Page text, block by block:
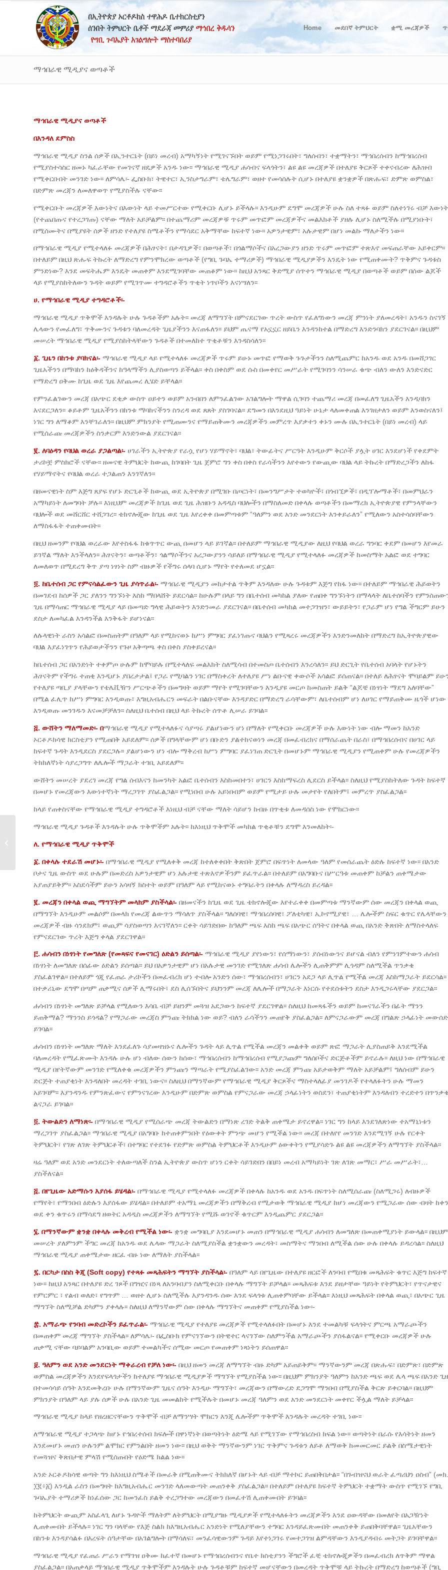
Home መደበኛ ትምህርት ቋሚ መረጃዎች
ማኅበራዊ ሚዲያና ወጣቶች
ማኅበራዊ ሚዲያና ወጣቶች
በእንዳለ ደምስስ
ማኅበራዊ ሚዲያ ስንል ሰዎች በኢንተርኔት (በይነ መረብ) አማካኝነት የሚገናኙበት ወይም የሚነጋገሩበት፣ ግለሰብን፣ ተቋማትን፣ ማኅበረሰብን ከማኅበረሰብ
የሚያስተሳስር ዘመኑ ካፈራቸው የመገናኛ ዘዴዎች አንዱ ነው፡፡ ማኅበራዊ ሚዲያ ሐሳብና ፍላጎትን፣ ልዩ ልዩ መረጃዎች በተለያዩ ቅርጾች ተቀናብረው ለሕዝብ
የሚቀርቡበት መንገድ ነው፡፡ ለምሳሌ፡- ፌስቡክ፣ ትዊተር፣ ኢንስታግራም፣ ቴሌግራም፣ ወዘተ የመሳሰሉት ሲሆኑ በተለያዩ ቋንቋዎች በጽሑፍ፣ ድምጽ ወምስል፣
በድምጽ መረጃን ለመለዋወጥ የሚያስችሉ ናቸው፡፡
የሚቀርቡት መረጃዎች እውነትና በእውነት ላይ ተመሥርተው የሚቀርቡ ሊሆኑ ይችላሉ፡፡ እንዲሁም ደግሞ መረጃዎች ሁሉ ስለ ተጻፉ ወይም ስለተነገሩ ብቻ እውነት
(የተጨበጡና የተረጋገጡ) ናቸው ማለት አይቻልም፡፡ በተጨማሪም መረጃዎቹ ጥሩም መጥፎም መረጃዎችና መልእክቶች ያዘሉ ሊሆኑ ስለሚችሉ በሚያነቡት፣
በሚሰሙትና በሚያዩት ሰዎች ዘንድ የተለያዩ ስሜቶችን የማሳደር አቅማቸው ከፍተኛ ነው፡፡ አዎንታዊም፣ አሉታዊም በሆነ መልኩ ማለታችን ነው፡፡
በማኅበራዊ ሚዲያ የሚተላለፉ መረጃዎች በሕፃናት፣ በታዳጊዎች፣ በወጣቶች፣ በጎልማሶችና በአረጋውያን ዘንድ ጥሩም መጥፎም ተጽእኖ መፍጠራቸው አይቀርም፡፡
በተለይም በዚህ ጽሑፍ ትኩረት ለማድረግ የምንሞክረው ወጣቶች (የግቢ ጉባኤ ተማሪዎች) ማኅበራዊ ሚዲያዎችን እንዴት ነው የሚጠቀሙት? ጥቅምና ጉዳቱስ
ምንድነው? እንደ መፍትሔም እንዴት መጠቀም እንደሚገባቸው መጠቆም ነው፡፡ ከዚህ አንጻር ቅድሚያ ሰጥተን ማኅበራዊ ሚዲያ በወጣቶች ወይም በሰው ልጆች
ላይ የሚያስከትለውን ጉዳት ወይም የሚገጥሙ ተግዳሮቶችን ጥቂት ነጥቦችን እናነሣለን፡፡
ሀ. የማኅበራዊ ሚዲያ ተግዳሮቶች፡-
ማኅበራዊ ሚዲያ ጥቅሞች እንዳሉት ሁሉ ጉዳቶችም አሉት፡፡ መረጃ ለማግኘት በምናደርገው ጥረት ውስጥ የፈለግነውን መረጃ ምንነት ያለመረዳት፣ አንዱን ስናገኝ
ሌላውን የመፈለግ፣ ጥቅሙንና ጉዳቱን ባለመረዳት ጊዜያችንን እናጠፋለን፡፡ ይህም ጤናማ የአኗኗር ዘይቤን እንዳንከተል በማድረግ እንድንባክን ያደርገናል፡፡ በዚህም
መሠረት ማኅበራዊ ሚዲያ የሚያስከትላቸውን ጉዳቶች በተመለከተ ጥቂቶቹን እንዳስሳለን፡፡
፩. ጊዜን በከንቱ ያባክናል፡- ማኅበራዊ ሚዲያ ላይ የሚተላለፉ መረጃዎች ጥሩም ይሁኑ መጥፎ የማወቅ ጉጉታችንን ስለሚጨምር ከአንዱ ወደ አንዱ በመሸጋገር
ጊዜአችንን በማባከን ከዕቅዳችንና ከዓላማችን ሊያስወጣን ይችላል፡፡ ቀስ በቀስም ወደ ሱስ በመቀየር መሥራት የሚገባንን ሳንሠራ ቁጭ ብለን ውለን እንድናድር
የማድረግ ዐቅሙ ከጊዜ ወደ ጊዜ እየጨመረ ሊሄድ ይቸላል፡፡
የምንፈልገውን መረጃ በአጭር ደቂቃ ውስጥ ዐይተን ወይም አንብበን ለምንፈልገው አገልግሎት ማዋል ሲገባን ተጨማሪ መረጃ በመፈለግ ጊዜአችን እንዲባክን
እናደርጋለን፡፡ ቆይቶም ጊዜአችንን በከንቱ ማባከናችንን ስንረዳ ወደ ጸጸት ያስገባናል፡፡ ደግመን በእንደዚህ ዓይነት ሁኔታ ላለመቀጠል እንገዘታለን ወይም እንወስናለን፤
ነገር ግን ለማቆም እንቸገራለን፡፡ በዚህም ምክንያት የሚጠሙንና የማይጠቅሙን መረጃዎችን መምረጥ እያቃተን ቀኑን ሙሉ በኢንተርኔት (በይነ መረብ) ላይ
የሚሰራጩ መረጃዎችን ስንቃርም እንድንውል ያደርገናል፡፡
፪. ለባዕዳን የባህል ወረራ ያጋልጣል፡- ሀገራችን ኢትዮጵያ የራሷ የሆነ ሃይማኖት፣ ባህል፣ ትውፊትና ሥርዓት እንዲሁም ቅርሶች ያሏት ሀገር እንደሆነች የቀደምት
ታሪኮቿ ምስክሮች ናቸው፡፡ ዘመናዊ ትምህርት ከውጪ ከገባበት ጊዜ ጀምሮ ግን ቀስ በቀስ የራሳችንን እየተውን የውጪው ባህል ላይ ትኩረት በማድረጋችን ለከፋ
የሃይማኖትና የባህል ወረራ ተጋልጠን እንገኛለን፡፡
በዘመናዊነት ስም እጅግ ጸያፍ የሆኑ ድርጊቶች ከውጪ ወደ ኢትዮጵያ በሚገቡ በጦርነት፣ በመንግሥታት ተወካዮች፣ በጎብኚዎች፣ በዲፕሎማቶች፣ በመምህራን
አማካይነት ለመግባት ቻሉ፡፡ እነዚህም መረጃዎች ከጊዜ ወደ ጊዜ ሕዝቡን አዳዲስ ባህሎችን በማስለመድ በቀላሉ ወጣቶችን በመማረክ ኢትዮጵያዊ የምንላቸውን
ባህሎች ወደ መሸርሸር ተሸጋገረ፡፡ ቴክኖሎጂው ከጊዜ ወደ ጊዜ እየረቀቀ በመምጣቱም “ዓለምን ወደ አንድ መንደርነት እንቀይራለን” የሚለውን አስተሳሰባቸውን
ለማስፋፋት ተጠቀሙበት፡፡
በዚህ ዘመንም የባህል ወረራው እየተስፋፋ ከቁጥጥር ውጪ በመሆን ላይ ይገኛል፡፡ በተለይም ማኅበራዊ ሚዲያው ለዚህ የባህል ወረራ ግንባር ቀደም በመሆን እየመራ
ይገኛል ማለት እንችላለን፡፡ ሕፃናትን፣ ወጣቶችን፣ ጎልማሶችንና አረጋውያንን ሳይለይ በማኅበራዊ ሚዲያ የሚተላለፉ መረጃዎች ከመስማት አልፎ ወደ ተግባር
ለመለወጥ በሚደረግ ቅጥ ያጣ ነፃነት ስም ብዙዎች የችግሩ ሰላባ ሲሆኑ ማየት የተለመደ ሆኗል፡፡
፬. ከቤተሰብ ጋር የምናሳልፈውን ጊዜ ያሳጥራል፡- ማኅበራዊ ሚዲያን መከታተል ጥቅም እንዳለው ሁሉ ጉዳቱም እጅግ የከፋ ነው፡፡ በተለይም ማኅበራዊ ሕይወትን
በመገደብ ከሰዎች ጋር ያለንን ግንኙነት እስከ ማበላሸት ይደርሳል፡፡ ከሁሉም በላይ ግን በቤተሰብ መካከል ያለው የጠበቀ ግንኙነትን በማላላት ለቤተሰባችን
ጊዜ በማሳጠር ማኅበራዊ ሚዲያ ላይ በመጣድ ግላዊ ሕይወትን እንድንመራ ያደርገናል፡፡ በቤተሰብ መካከል መተጋገዝን፣ ውይይትን፣ የጋራም ሆነ የግል ችግርም ይሁን
ደስታ ለመካፈል እንዳንችል እንቅፋት ይሆነናል፡፡
ለሉላዊነት ራስን አሳልፎ በመስጠትም በዓለም ላይ የሚከናወኑ ከሥነ ምግባር ያፈነገጡና ባህልን የሚጻረሩ መረጃዎችን እንድንመለከት በማድረግ ከኢትዮጵያዊው
ባህል እያፈነገጥን የሕይወታችንን የጉዞ አቅጣጫ ቀስ በቀስ ያስቀይረናል፡፡
ከቤተሰብ ጋር በአንድነት ተቀምጦ ሁሉም ከሞባይሉ በሚተላለፍ መልእክት ስለሚሳብ በተመስጦ ቤተሰብን እንረሳለን፡፡ ይህ ድርጊት የቤተሰብ አባላት የሆኑትን
ሕፃናትም የችግሩ ተጠቂ እንዲሆኑ ያበረታታል፤ የጋራ የሚባልን ነገር በማስቀረት ለተለያዩ ሥነ ልቡናዊ ቀውሶች አሳልፎ ይሰጠናል፡፡ በተለይ ለሕፃናት ሞባይልም
የተለያዩ ጣቢያ ያላቸውን የቴሌቪዥን ሥርጭቶችን በመግዛት ወይም ማየት የሚገባቸውን እንዲያዩ መርጦ ከመስጠት ይልቅ “ልጆቼ በነፃነት ማደግ አለባቸው”
በሚል ፈሊጥ ከሥነ ምግባር እንዲወጡ፣ እግዚአብሔርን መፍራት በልቡናቸው እንዳያድር በማድረግ ራሳቸውም፣ ለቤተሰብም ሆነ ለሀገር የማይጠቅሙ ዜጎች ሆነው
እንዲወጡ መንገዱን እናመቻቻለን፡፡ ስለዚህ ቤተሰብ በዚህ ላይ ትኩረት ሰጥቶ ሊሠራ ይገባል፡፡
፭. ውሸትን ማለማመድ፡- በማኅበራዊ ሚዲያ የሚተላለፉና ሳያጣሩ ያልሆነውን ሆነ በማለት የሚቀርቡ መረጃዎች ሁሉ እውነት ነው ብሎ ማመን ከአንድ
ኦርቶዶክሳዊ ክርስቲያን የሚጠበቅ አይደለም፡፡ ሰዎች በግላቸውም ሆነ በቡድን ያልተከናወነን መረጃ በመፈብረክና በማሰራጨት በራስ፣ በማኅበረሰብና በሀገር ላይ
ከፍተኛ ጉዳት እንዲደርስ ያደርጋሉ፡፡ ያልሆነውን ሆነ ብሎ ማቅረብ ከሥነ ምግባር ያፈነገጠ ድርጊት በመሆኑም ማኅበራዊ ሚዲያን የሚጠቀም ሁሉ የመረጃዎችን
ትክክለኛነት ሳያረጋግጥ ለሌሎች ማጋራት ተገቢ አይደለም፡፡
ውሸትን መሠረት ያደረገ መረጃ የግል ሰብእናን ከመንካት አልፎ ቤተሰብን እስከመበተን፣ ሀገርን እስከማፍረስ ሊደርስ ይችላል፡፡ ስለዚህ የሚያስከትለው ጉዳት ከፍተኛ
በመሆኑ የመረጃውን እውነተኛነት ማረጋገጥ ያስፈልጋል፡፡ የሚነበብ ሁሉ አይነበብም ወይም የሚታይ ሁሉ መታየት የለበትም፤ መምረጥ ያስፈልጋል፡፡
ከላይ የጠቀስናቸው የማኅበራዊ ሚዲያ ተግዳሮቶች እነዚህ ብቻ ናቸው ማለት ሳይሆን ከብዙ በጥቂቱ ለመዳሰስ ነው የሞከርነው፡፡
ማኅበራዊ ሚዲያ ጉዳቶች እንዳሉት ሁሉ ጥቅሞችም አሉት፡፡ ከእነዚህ ጥቅሞች መካከል ጥቂቶቹን ደግሞ እንመለከት፡-
ለ. የማኅበራዊ ሚዲያ ጥቅሞች
፩. በቀላሉ ተደራሽ መሆኑ፡- በማኅበራዊ ሚዲያ የሚለቀቅ መረጃ ከተለቀቀበት ቅጽበት ጀምሮ በፍጥነት ለመላው ዓለም የመሰራጨት ዕድሉ ከፍተኛ ነው፡፡ በአንድ
ቦታና ጊዜ ውስጥ ወደ ሁሉም በመድረስ አዎንታዊም ሆነ አሉታዊ ተጽእኖዎችንም ይፈጥራል፡፡ በተለይም በአግባቡና በሥርዓቱ መጠቀም ከቻልን ጠቀሜታው
አያጠያይቅም፡፡ አስደሳችም ይሁን አሳዛኝ ክስተት ወይም በዓለም ላይ የሚከናወኑ ተግባራትን በቀላሉ ለማዳረስ ይረዳል፡፡
፪. መረጃን በቀላል ወጪ ማግኘትም መላክም ያስችላል፡- በዘመናችን ከጊዜ ወደ ጊዜ ቴክኖሎጂው እየተራቀቀ በመምጣቱ ማንኛውም ሰው መረጃን በቀላል ወጪ
በማግኘት እንዲሁም መልሶም በመላክ የመረጃ ልውጥን ማሳለጥ ያስችላል፡፡ ግለሰባዊ፣ ማኅበረሰባዊ፣ ፖለቲካዊ፣ ኢኮኖሚያዊ፣ … ሌሎችም ስፍር ቁጥር የሌላቸውን
መረጃዎች ብዙ ሳንደክም፣ ወጪም ሳያስወጣን እናገኛለን፡፡ ርቀት ሳይገድበው ከዓለም ጫፍ እስከ ጫፍ በአጭር ሰዓትና በቀላል ወጪ በአንድ ቅጽበት ለማስተላለፍ
የምናደርገው ጥረት እጅግ ቀላል ያደርገዋል፡፡
፫. ሐሳብን በነፃነት የመግለጽ (የመጻፍና የመናገር) ዕድልን ይሰጣል፡- ማኅበራዊ ሚዲያ ያየነውን፣ የሰማነውን፣ ያሰብነውንና ይሆናል ብለን የምንገምተውን ሐሳብ
በነፃነት ለመግለጽ በሰፊው ዕድልን ይሰጣል፡፡ ይህ በአዎንታዊም ሆነ በአሉታዊ መንገድ የሚገለጽ ሐሳብ ሌሎችን ሊጠቅምም ሊጎዳም ስለሚችል ጥንቃቄ
ያስፈልገዋል፡፡ በተለይም ጎጂ የፈጠራ ታሪኮችን በመፈብረክ ሆነ ተብሎ አንድን ሰው፣ ማኅበረሰብን፣ ሀገርን አደጋ ላይ ሊጥል የሚችል መረጃ እስከማጋራት ይደርሳል፡፡
በተቃሪኒው ደግሞ በጣም ጠቃሚና ሰዎች ሊማሩበት፣ ደስ ሊሰኙበትና ይህንንም መረጃ ለሌሎች በማጋራት እነርሱ የተደሰቱትን ደስታ እንዲጋሩላቸው ያደርጋል፡፡
ሐሳብን በነፃነት መግለጽ ይቻላል የሚለውን እሳቤ ብቻ ይዘንም መጓዝ አደጋውን ከፍተኛ ያደርገዋል፡፡ ስለዚህ ከመጻፋችን ወይም ከመናገራችን በፊት ማንን
ይጠቅማል? ማንንስ ይጎዳል? የማጋራው መረጃስ ምንጩ ትክክል ነው ወይ? ብለን ራሳችንን መጠየቅ ያስፈልጋል፡፡ ለምናጋራውም መረጃ በግልጽ ኃላፊነት መውሰድ
ይገባል፡፡
ሐሳብን በነፃነት መግለጽ ማለት እንደፈለጉ ሳያመዛዝኑና ሌሎችን ጉዳት ላይ ሊጥል የሚችል መረጃን መልቀቅ ወይም ጽፎ ማጋራት ሊያስጠይቅ እንደሚችል
ባለመረዳት የሚፈጽሙት እንዳሉ ሁሉ ሆነ ብለው ሰውን ከሰው፣ ማኅበረሰብን ከማኅበረሰብ የሚያጋጩም ግለሰቦችና ድርጅቶችም ይኖራሉ፡፡ ለዚህ ነው በማኅበራዊ
ሚዲያ በየትኛውም መንገድ የሚለቀቁ መረጃዎችን ምንጩን ማጣራት የሚያስፈልገው፡፡ አንድ መረጃ ምንጩ አይታወቅም ማለት አይቻልም፤ ግለሰብም ይሁን
ድርጅት ተጠያቂነት እንዳለበት መረዳት ተገቢ ነውና፡፡ ስለዚህ በማንኛውም የማኅበራዊ ሚዲያ ቅርጾችና ማስተላለፊያ መንገዶች የተላለፉትን ሁሉ ማመን
አይገባም፡፡ እያንዳንዱ የምንጽፈውና የምንናገረው እንዲሁም በድምጽ ወምስል የምናጋራው መረጃ ኃላፊነትን ወስደን፣ ተጠያቂነትም እንዳለብን ተረድተን
ልናጋራ ይገባል፡፡
፬. ትውልድን ለማነጽ፡- በማኅበራዊ ሚዲያ የሚሰራጭ መረጃ ትውልድን በማነጽ ረገድ ትልቅ ጠቀሜታ ይኖረዋል፡፡ ነገር ግን ከላይ እንደገለጽነው ተአማኒነቱን
ማረጋገጥ ያስፈልጋል፡፡ ማኅበራዊ ሚዲያ በአግባቡ ከተጠቀምንበት የዕውቀት ምንጭ መሆን የሚችል ነው፡፡ መረጃ በተለየየ መንገድ እንደሚገኝ ሁሉ የርቀት
ትምህርት፣ የገጽ ለገጽ ትምህርቶች፣ በተግባር የተደገፉ የድምጽ ወምስል ትምህርቶች እንዲሁም ዕውቀትን የሚያሳድጉ ልዩ ልዩ መረጃዎችን ለማግኘት ያስችላል፡፡
ዛሬ ዓለም ወደ አንድ መንደርነት ተለውጣለች ስንል ኢትዮጵያ ውስጥ ሆነን ርቀት ሳይገድበን በበይነ መረብ አማካይነት ገጽ ለገጽ መማር፣ ሥራ መሥራት፣…
ያስችለናል፡፡
፭. በየጊዜው አድማሱን እያሰፋ ይሄዳል፡- በማኅበራዊ ሚዲያ የሚተላለፉ መረጃዎች በቀላሉ ከአንዱ ወደ አንዱ በፍጥነት ስለሚሰራጩ (ስለሚጋሩ) ለብዙዎች
የማየት፣ የማንበብ ዕድሉን እያሰፋው ይሄዳል፡፡ በተለይም ተአማኒ መረጃዎችን በማቅረብ የሚታወቅ ማኅበራዊ ሚዲያ ከሆነ መረጃውን የሚጋራው ሰው ብዛት ከቀን
ወደ ቀን ቁጥሩን በማሳደግ ዘወትር አዳዲስ መረጃዎችን ለማግኘት የሚሹ ወገኖች ቁጥርም እንዲጨምር ያደርጋል፡፡
፮. በማንኛውም ቋንቋ በቀላሉ መቅረብ የሚችል ነው፡- ቋንቋ መግባቢያ እንደመሆኑ መጠን በማኅበራዊ ሚዲያ ሐሳብን ለመግለጽ በመጠቀሚያነት ይውላል፡፡ በዚህም
መሠረት ያለምንም ችግር መረጃ ከአንዱ ወደ ሌላው ማጋራት ስለሚያስችል ቋንቋውን መረዳት፣ መስማትና ማንበብ ለሚችል ሰው ሁሉ በቀላሉ ይዳረሳል፡፡ ስለዚህ
ማኅበራዊ ሚዲያ ጠቀሜታው ዘርፈ ብዙ ነው ለማለት ያስችላል፡፡
፯. በርካታ በስስ ቅጂ (Soft copy) የተጻፉ መጻሕፍትን ማግኘት ያስችላል፡- በዓለም ላይ በየጊዜው በተለያዩ ዘርፎች ለንባብ የሚበቁ መጻሕፍት ቁጥር እጅግ ከፍተኛ
ነው፡፡ ከዚህ አንጻር በተለያዩ ድረ ገጾች በግዢና በነጻ ለአንባብያን ስለሚቀርቡ በቀላሉ ማግኘት ይቻላል፡፡ መጻሕፍቱ እንደ ይዘታቸው ዓይነት የትምህርት፣ የጥናታዊና
የምርምር ፣ የልብ ወለድ፣ የግጥም … ወዘተ ሊሆኑ ስለሚችሉ እያንዳንዱ ሰው እንደ ፍላጎቱ ሊጠቀምባቸው ይችላል፡፡ እነዚህ መጻሕፍት በቀላል ወጪ፣ በአጭር ጊዜ
ማግኘት ስለሚቻል ድካምን ያቀላሉ፡፡ ስለዚህ ለማንኛውም ሰው በቀላሉ ማግኘትና መጠቀም የሚያስችል ነው፡-
፰. አማራጭ የንባብ መድረኮችን ይፈጥራል፡- ማኅበራዊ ሚዲያ የተለያዩ መረጃዎች የሚተላለፉበት በመሆኑ እንደ ተመልካቹ ፍላጎትና ምርጫ አማራጮችን
በመጠቀም መረጃ ማግኘት ያስችላል፡፡ ለምሳሌ፡- በፌስቡክ የምናገኘውን በትዊተር ላናገኘው ስለምንችል አማራጮችን ያሰፋልናል፡፡ የሚቀርቡ መረጃዎች ሁሉ
ጠቃሚ ናቸው ባይባልም አንባቢው ወይም ተመልካችና ሰሚው መርጦ የመጠቀም ነጻነትን ይሰጠዋል፡፡
፱. ዓለምን ወደ አንድ መንደርነት ማቀራረብ የቻለ ነው፡- በዚህ ዘመን መረጃ ለማግኘት ብዙ ድካም አይጠይቅም፡፡ ማንኛውንም መረጃ በጽሑፍ፣ በድምጽ፣ በድምጽ
ወምስል መረጃዎችን እንደየፍላጎታችን ከተለያዩ ማኅበራዊ ሚዲያዎች ማግኘት የሚያስችል ነው፡፡ በዚህም ምክንያት ዓለምን ከአንድ ጫፍ ወደ ሌላ ጫፍ በአንድ
በተመሳሳይ ሰዓት እንደመቅረቡ ሁሉ በማንኛውም ጊዜና ሰዓት እንዲሁ ማግኘት፣ መረጃውን በማውረድ ደጋግሞ ማንበብ በሚያስችል ቅርጽ ይቀርባል፡፡ በዚህም
ምክንያት በዓለም ላይ ያሉ ሰዎች ሁሉ በአንድ ጊዜ መመልከት የሚችሉት በመሆኑ መረጃ ዓለምን ወደ አንድ መንደርነት መቀየር ችሏል ማለት ይቻላል፡፡
ማኅበራዊ ሚዲያ ከላይ የዘረዘርናቸውን ጥቅሞች ብቻ ለማንሣት ሞከርን እንጂ ሌሎችም ጥቅሞች እንዳሉት መረዳት ተገቢ ነው፡፡
ለማኅበራዊ ሚዲያ ተጋላጭ ከሆኑ የኅበረተሰብ ክፍሎች በዋነኛነት በወጣትነት ዕድሜ ላይ የሚገኘው የማኅበረስብ ክፍል ነው፡፡ ወጣትነት በራሱ የእሳትነት ዘመን
እንደመሆኑ መጠን ሁሉንም ልሞክር የምንልበት ዘመን ነው፡፡ በዚህ ወቅት ማንኛውንም ነገር ጥቅምና ጉዳቱን ለይቶ ለማወቅ ከመመርመር ይልቅ በስሜታዊነት
የመጓዝና ቅጽበታዊ ምላሽ የሚሰጡበት የዕድሜ ክልል ነው፡፡
አንድ ኦርቶዶክሳዊ ወጣት ግን ከእነዚህ ስሜቶች በመራቅ በሚጠቅሙና ትክክለኛ በሆኑት ላይ ብቻ ማተኮር ይጠበቅበታል፡፡ “በጉብዝናህ ወራት ፈጣሪህን ዐስብ” (መክ.
፲፪፥፩) እንዲል ራስን በመግዛት ከእግዚአብሔር መንገድ ላለመውጣት መጠንቀቅ ያስፈልጋል፡፡ በተለይም በተለያዩ ክፍተኛ ትምህርት ተቋማት ውስጥ የሚገኙ የግቢ
ጉባኤያት ተማሪዎች ከነፈሰው ጋር ከመንፈስ ይልቅ ተረጋግተው መረጃውን በመፈተሽ ሊጠቀሙበት ይገባል፡፡
ከትምህርት ውጪም አስፈላጊ ለሆኑ ጉዳዮች ማለትም ለትምህርት በሚያግዙ ሚዲያዎች የሚተላለፉትን መረጃዎችን እንደ ዐውዳቸው በመለየት በአጋዥነት
ሊጠቀሙበት ይችላሉ፡፡ ነገር ግን ባላቸው የእጅ ስልክ ከእግዚአብሔር አንድነት የሚለያቸውን ተግባር እንዳይፈጽሙበት መጠንቀቅ ይጠበቅባቸዋል፡፡ ጊዜአቸውን
በከንቱ እንዳያሳልፉ በእረፍት ሰዓታቸው በአገልግሎት በማሳለፍ፣ መንፈሳዊውንም ጉዳይ እየተነጋገሩ የመተጋገዝ ልምዳቸውን እንዲያዳብሩ መትጋት ይገባቸዋል፡፡
ማኅበራዊ ሚዲያ የፈጠራ ሥራን የማገዝ ዐቅሙ ከፈተኛ በመሆኑ የማኅበረሰብንና የቤተ ክስቲያንን ችግሮች ፈቺ ቴክኖሎጂዎችን በመፈብረክ ለጥቅም ማዋል
ያስፈልጋል፡፡ በአጠቃላይ ማኅበራዊ ሚዲያ ጥቅሞችም እንዳሉት ሁሉ ጉዳቶቹም ከፍተኛ መሆናቸውን በመረዳት ጥቅሞቹ ላይ ትኩረት በማድረግ ከወጣቶች (ግቢ
ጽንሰታ ለማርያም